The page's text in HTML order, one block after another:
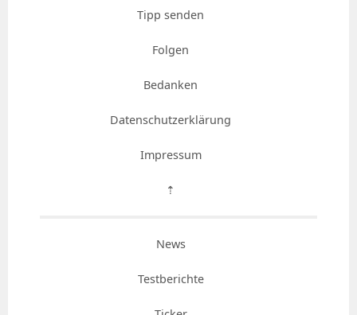
Tipp senden
Folgen
Bedanken
Datenschutzerklärung
Impressum
⇡
News
Testberichte